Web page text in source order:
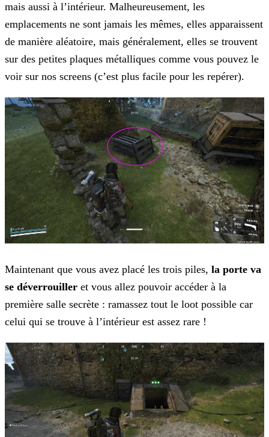
mais aussi à l’intérieur. Malheureusement, les
emplacements ne sont jamais les mêmes, elles apparaissent
de manière aléatoire, mais généralement, elles se trouvent
sur des petites plaques métalliques comme vous pouvez le
voir sur nos screens (c’est plus facile pour les repérer).
Maintenant que vous avez placé les trois piles, la porte va
se déverrouiller et vous allez pouvoir accéder à la
première salle secrète : ramassez tout le loot possible car
celui qui se trouve à l’intérieur est assez rare !